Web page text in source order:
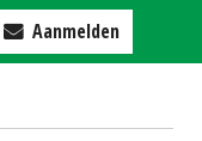
Aanmelden